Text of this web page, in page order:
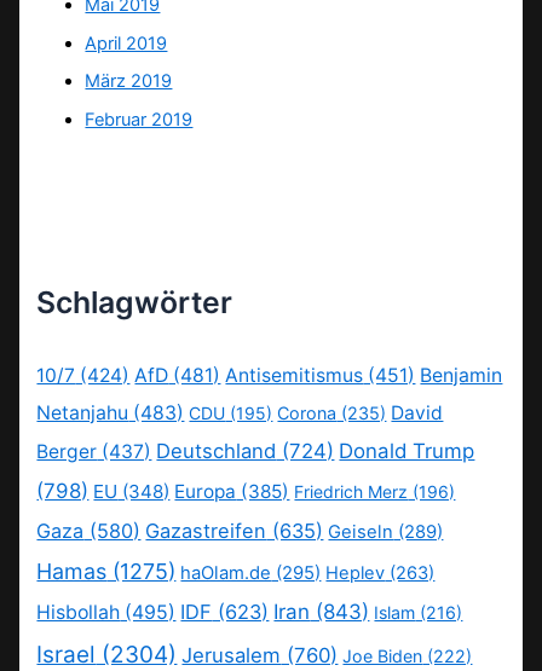
Mai 2019
April 2019
März 2019
Februar 2019
Schlagwörter
10/7 (424) AfD (481) Antisemitismus (451) Benjamin
Netanjahu (483) CDU (195) Corona (235) David
Berger (437) Deutschland (724) Donald Trump
(798) EU (348) Europa (385) Friedrich Merz (196)
Gaza (580) Gazastreifen (635) Geiseln (289)
Hamas (1275) haOlam.de (295) Heplev (263)
Hisbollah (495) IDF (623) Iran (843) Islam (216)
Israel (2304) Jerusalem (760) Joe Biden (222)